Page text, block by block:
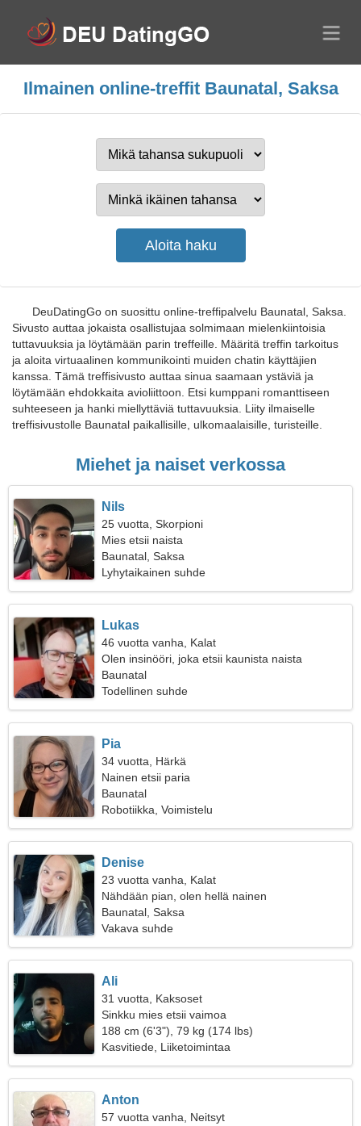
Ilmainen online-treffit Baunatal, Saksa
DeuDatingGo on suosittu online-treffipalvelu Baunatal, Saksa.
Sivusto auttaa jokaista osallistujaa solmimaan mielenkiintoisia
tuttavuuksia ja löytämään parin treffeille. Määritä treffin tarkoitus
ja aloita virtuaalinen kommunikointi muiden chatin käyttäjien
kanssa. Tämä treffisivusto auttaa sinua saamaan ystäviä ja
löytämään ehdokkaita avioliittoon. Etsi kumppani romanttiseen
suhteeseen ja hanki miellyttäviä tuttavuuksia. Liity ilmaiselle
treffisivustolle Baunatal paikallisille, ulkomaalaisille, turisteille.
Miehet ja naiset verkossa
Nils
25 vuotta, Skorpioni
Mies etsii naista
Baunatal, Saksa
Lyhytaikainen suhde
Lukas
46 vuotta vanha, Kalat
Olen insinööri, joka etsii kaunista naista
Baunatal
Todellinen suhde
Pia
34 vuotta, Härkä
Nainen etsii paria
Baunatal
Robotiikka, Voimistelu
Denise
23 vuotta vanha, Kalat
Nähdään pian, olen hellä nainen
Baunatal, Saksa
Vakava suhde
Ali
31 vuotta, Kaksoset
Sinkku mies etsii vaimoa
188 cm (6'3"), 79 kg (174 lbs)
Kasvitiede, Liiketoimintaa
Anton
57 vuotta vanha, Neitsyt